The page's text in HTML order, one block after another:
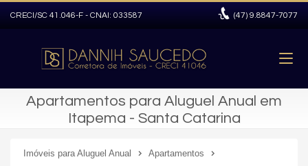
CRECI/SC 41.046-F - CNAI: 033587 (47) 9.8847-7077
Apartamentos para Aluguel Anual em
Itapema - Santa Catarina
Imóveis para Aluguel Anual
Apartamentos